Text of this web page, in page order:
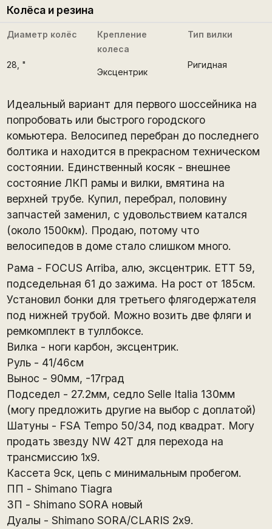
Колёса и резина
Диаметр колёс
28 , "
Крепление
колеса
Эксцентрик
Тип вилки
Ригидная
Идеальный вариант для первого шоссейника на
попробовать или быстрого городского
комьютера. Велосипед перебран до последнего
болтика и находится в прекрасном техническом
состоянии. Единственный косяк - внешнее
состояние ЛКП рамы и вилки, вмятина на
верхней трубе. Купил, перебрал, половину
запчастей заменил, с удовольствием катался
(около 1500км). Продаю, потому что
велосипедов в доме стало слишком много.
Рама - FOCUS Arriba, алю, эксцентрик. ЕТТ 59,
подседельная 61 до зажима. На рост от 185см.
Установил бонки для третьего флягодержателя
под нижней трубой. Можно возить две фляги и
ремкомплект в туллбоксе.
Вилка - ноги карбон, эксцентрик.
Руль - 41/46см
Вынос - 90мм, -17град
Подседел - 27.2мм, седло Selle Italia 130мм
(могу предложить другие на выбор с доплатой)
Шатуны - FSA Tempo 50/34, под квадрат. Могу
продать звезду NW 42Т для перехода на
трансмиссию 1х9.
Кассета 9ск, цепь с минимальным пробегом.
ПП - Shimano Tiagra
ЗП - Shimano SORA новый
Дуалы - Shimano SORA/CLARIS 2х9.